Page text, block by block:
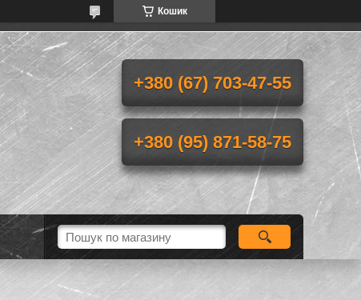
Кошик
+380 (67) 703-47-55
+380 (95) 871-58-75